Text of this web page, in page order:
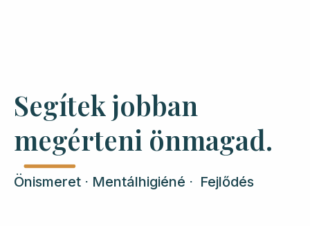
Segítek jobban
megérteni önmagad.
Önismeret ⋅ Mentálhigiéné ⋅ Fejlődés